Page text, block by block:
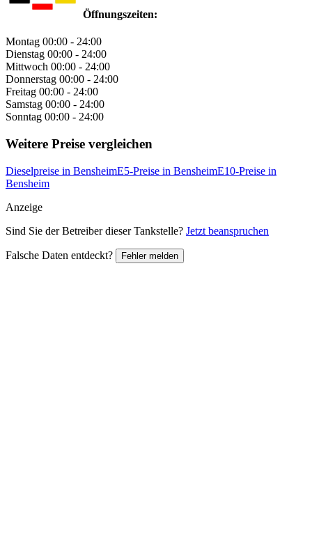
Öffnungszeiten:
Montag 00:00 - 24:00
Dienstag 00:00 - 24:00
Mittwoch 00:00 - 24:00
Donnerstag 00:00 - 24:00
Freitag 00:00 - 24:00
Samstag 00:00 - 24:00
Sonntag 00:00 - 24:00
Weitere Preise vergleichen
Dieselpreise in BensheimE5-Preise in BensheimE10-Preise in
Bensheim
Anzeige
Sind Sie der Betreiber dieser Tankstelle? Jetzt beanspruchen
Falsche Daten entdeckt? Fehler melden